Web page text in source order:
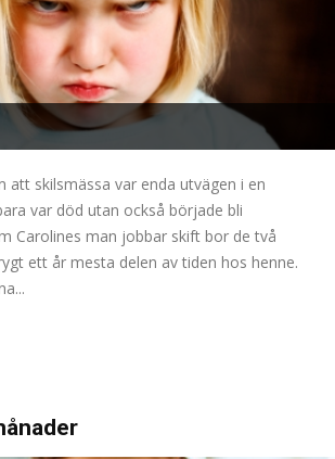
att skilsmässa var enda utvägen i en
var död utan också började bli
Carolines man jobbar skift bor de två
ett år mesta delen av tiden hos henne.